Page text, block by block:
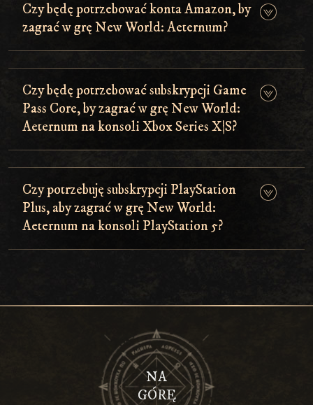
Czy będę potrzebować konta Amazon, by
zagrać w grę New World: Aeternum?
Czy będę potrzebować subskrypcji Game
Pass Core, by zagrać w grę New World:
Aeternum na konsoli Xbox Series X|S?
Czy potrzebuję subskrypcji PlayStation
Plus, aby zagrać w grę New World:
Aeternum na konsoli PlayStation 5?
NA
GÓRĘ